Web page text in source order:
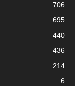
706
695
440
436
214
6